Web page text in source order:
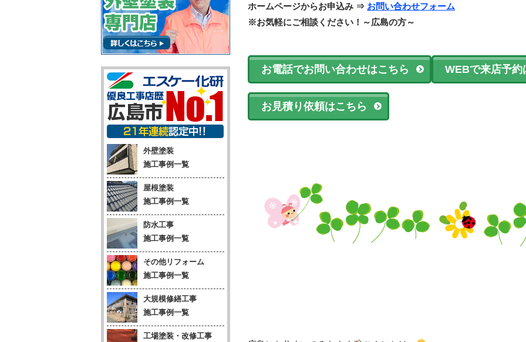
ホームページからお申込み ⇒ お問い合わせフォーム
※お気軽にご相談ください！～広島の方～
お電話でお問い合わせはこちら WEBで来店予約
お見積り依頼はこちら
外壁塗装
施工事例一覧
屋根塗装
施工事例一覧
防水工事
施工事例一覧
その他リフォーム
施工事例一覧
大規模修繕工事
施工事例一覧
工場塗装・改修工事